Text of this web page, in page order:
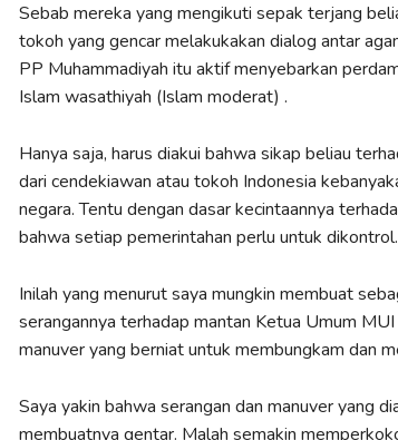
Sebab mereka yang mengikuti sepak terjang
tokoh yang gencar melakukakan dialog antar
PP Muhammadiyah itu aktif menyebarkan
Islam wasathiyah (Islam moderat) .
Hanya saja, harus diakui bahwa sikap beliau
dari cendekiawan atau tokoh Indonesia
negara. Tentu dengan dasar kecintaannya
bahwa setiap pemerintahan perlu untuk dikontrol.
Inilah yang menurut saya mungkin membuat
serangannya terhadap mantan Ketua Umum
manuver yang berniat untuk membungkam dan
Saya yakin bahwa serangan dan manuver yang
membuatnya gentar. Malah semakin